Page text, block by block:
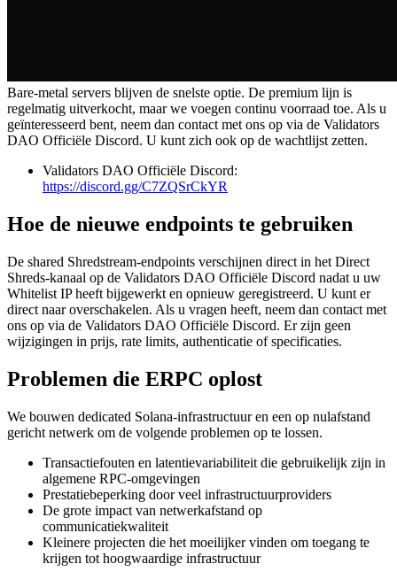
Bare-metal servers blijven de snelste optie. De premium lijn is
regelmatig uitverkocht, maar we voegen continu voorraad toe. Als u
geïnteresseerd bent, neem dan contact met ons op via de Validators
DAO Officiële Discord. U kunt zich ook op de wachtlijst zetten.
Validators DAO Officiële Discord:
https://discord.gg/C7ZQSrCkYR
Hoe de nieuwe endpoints te gebruiken
De shared Shredstream-endpoints verschijnen direct in het Direct
Shreds-kanaal op de Validators DAO Officiële Discord nadat u uw
Whitelist IP heeft bijgewerkt en opnieuw geregistreerd. U kunt er
direct naar overschakelen. Als u vragen heeft, neem dan contact met
ons op via de Validators DAO Officiële Discord. Er zijn geen
wijzigingen in prijs, rate limits, authenticatie of specificaties.
Problemen die ERPC oplost
We bouwen dedicated Solana-infrastructuur en een op nulafstand
gericht netwerk om de volgende problemen op te lossen.
Transactiefouten en latentievariabiliteit die gebruikelijk zijn in
algemene RPC-omgevingen
Prestatiebeperking door veel infrastructuurproviders
De grote impact van netwerkafstand op
communicatiekwaliteit
Kleinere projecten die het moeilijker vinden om toegang te
krijgen tot hoogwaardige infrastructuur